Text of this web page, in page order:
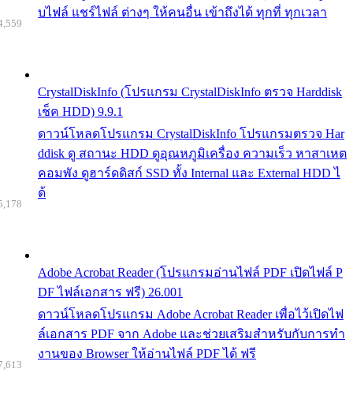
บไฟล์ แชร์ไฟล์ ต่างๆ ให้คนอื่น เข้าถึงได้ ทุกที่ ทุกเวลา
CrystalDiskInfo (โปรแกรม CrystalDiskInfo ตรวจ Harddisk
เช็ค HDD) 9.9.1
ดาวน์โหลดโปรแกรม CrystalDiskInfo โปรแกรมตรวจ Har
ddisk ดู สถานะ HDD ดูอุณหภูมิเครื่อง ความเร็ว หาสาเหต
คอมพัง ดูฮาร์ดดิสก์ SSD ทั้ง Internal และ External HDD ไ
ด้
Adobe Acrobat Reader (โปรแกรมอ่านไฟล์ PDF เปิดไฟล์ P
DF ไฟล์เอกสาร ฟรี) 26.001
ดาวน์โหลดโปรแกรม Adobe Acrobat Reader เพื่อไว้เปิดไฟ
ล์เอกสาร PDF จาก Adobe และช่วยเสริมสำหรับกับการทำ
งานของ Browser ให้อ่านไฟล์ PDF ได้ ฟรี